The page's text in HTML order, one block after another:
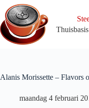
naar
de
inhoud
Alanis Morissette – Flavors
maandag 4 februari